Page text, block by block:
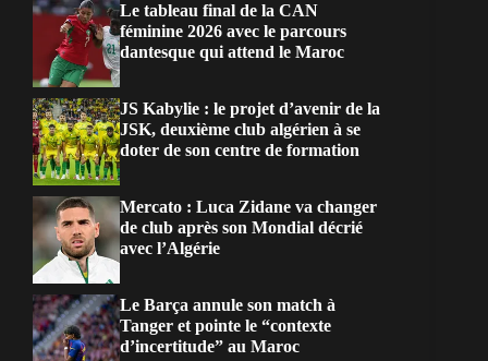
Le tableau final de la CAN
féminine 2026 avec le parcours
dantesque qui attend le Maroc
JS Kabylie : le projet d’avenir de la
JSK, deuxième club algérien à se
doter de son centre de formation
Mercato : Luca Zidane va changer
de club après son Mondial décrié
avec l’Algérie
Le Barça annule son match à
Tanger et pointe le “contexte
d’incertitude” au Maroc